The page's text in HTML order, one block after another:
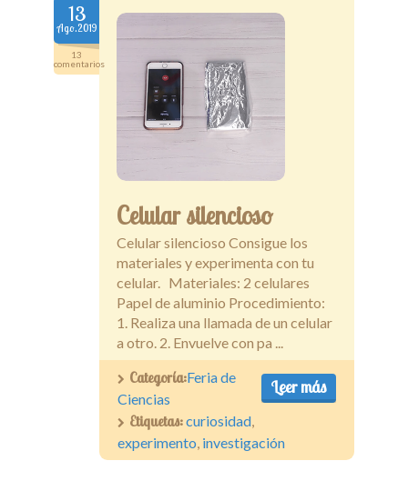
13
Ago.2019
13
comentarios
Celular silencioso
Celular silencioso Consigue los
materiales y experimenta con tu
celular. Materiales: 2 celulares
Papel de aluminio Procedimiento:
1. Realiza una llamada de un celular
a otro. 2. Envuelve con pa ...
Leer más
Categoría:Feria de
Ciencias
Etiquetas:curiosidad,
experimento, investigación